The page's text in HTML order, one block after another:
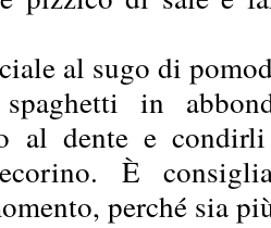
al sugo di
in
al dente e
È
perché sia